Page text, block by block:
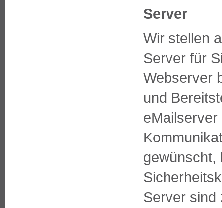
Server
Wir stellen
Server für
Webserver
und
eMailserver
gewünscht,
Server sind